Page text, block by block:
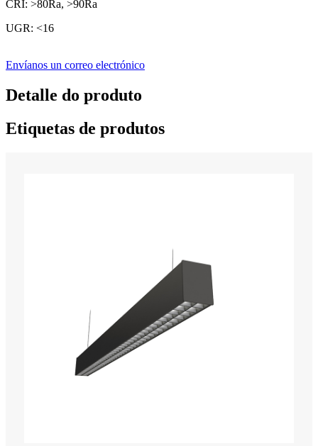
CRI: >80Ra, >90Ra
UGR: <16
Envíanos un correo electrónico
Detalle do produto
Etiquetas de produtos